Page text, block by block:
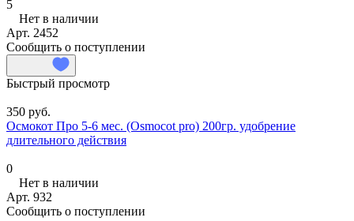
5
Нет в наличии
Арт. 2452
Сообщить о поступлении
Быстрый просмотр
350 руб.
Осмокот Про 5-6 мес. (Osmocot pro) 200гр. удобрение
длительного действия
0
Нет в наличии
Арт. 932
Сообщить о поступлении